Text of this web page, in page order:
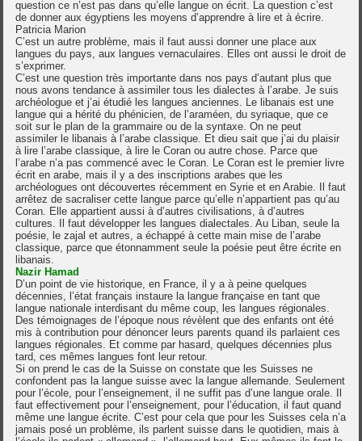
question ce n’est pas dans qu’elle langue on écrit. La question c’est
de donner aux égyptiens les moyens d’apprendre à lire et à écrire.
Patricia Marion
C’est un autre problème, mais il faut aussi donner une place aux
langues du pays, aux langues vernaculaires. Elles ont aussi le droit de
s’exprimer.
C’est une question très importante dans nos pays d’autant plus que
nous avons tendance à assimiler tous les dialectes à l’arabe. Je suis
archéologue et j’ai étudié les langues anciennes. Le libanais est une
langue qui a hérité du phénicien, de l’araméen, du syriaque, que ce
soit sur le plan de la grammaire ou de la syntaxe. On ne peut
assimiler le libanais à l’arabe classique. Et dieu sait que j’ai du plaisir
à lire l’arabe classique, à lire le Coran ou autre chose. Parce que
l’arabe n’a pas commencé avec le Coran. Le Coran est le premier livre
écrit en arabe, mais il y a des inscriptions arabes que les
archéologues ont découvertes récemment en Syrie et en Arabie. Il faut
arrêtez de sacraliser cette langue parce qu’elle n’appartient pas qu’au
Coran. Elle appartient aussi à d’autres civilisations, à d’autres
cultures. Il faut développer les langues dialectales. Au Liban, seule la
poésie, le zajal et autres, a échappé à cette main mise de l’arabe
classique, parce que étonnamment seule la poésie peut être écrite en
libanais.
Nazir Hamad
D’un point de vie historique, en France, il y a à peine quelques
décennies, l’état français instaure la langue française en tant que
langue nationale interdisant du même coup, les langues régionales.
Des témoignages de l’époque nous révèlent que des enfants ont été
mis à contribution pour dénoncer leurs parents quand ils parlaient ces
langues régionales. Et comme par hasard, quelques décennies plus
tard, ces mêmes langues font leur retour.
Si on prend le cas de la Suisse on constate que les Suisses ne
confondent pas la langue suisse avec la langue allemande. Seulement
pour l’école, pour l’enseignement, il ne suffit pas d’une langue orale. Il
faut effectivement pour l’enseignement, pour l’éducation, il faut quand
même une langue écrite. C’est pour cela que pour les Suisses cela n’a
jamais posé un problème, ils parlent suisse dans le quotidien, mais à